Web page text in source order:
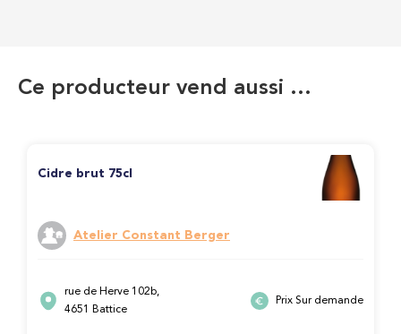
Ce producteur vend aussi …
Cidre brut 75cl
Atelier Constant Berger
rue de Herve 102b,
4651 Battice
Prix Sur demande